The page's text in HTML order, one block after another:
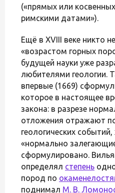
(«прямых или
римскими датами»).
Ещё в XVIII веке никто
«возрастом горных
будущей науки уже
любителями геологии.
впервые (1669)
которое в настоящее
закона: в разрезе
отложения отражают
геологических
«нормально
сформулировано.
определял степень
пород по
поднимал М. В.